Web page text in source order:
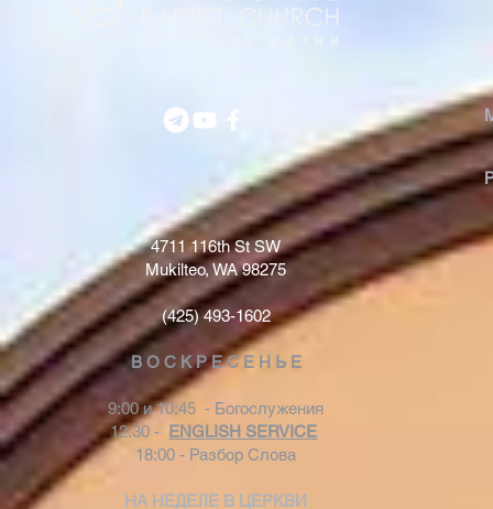
4711 116th St SW
Mukilteo, WA 98275
(425) 493-1602
В О С К Р Е С Е Н Ь Е
9:00 и 10:45 - Богослужения
12:30 - ENGLISH SERVICE
18:00 - Разбор Слова
НА НЕДЕЛЕ В ЦЕРКВИ